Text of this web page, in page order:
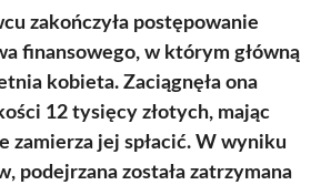
zakończyła postępowanie
finansowego, w którym główną
kobieta. Zaciągnęła ona
12 tysięcy złotych, mając
zamierza jej spłacić. W wyniku
podejrzana została zatrzymana